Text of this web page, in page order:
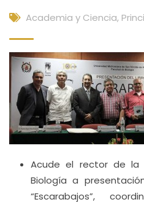
Academia y Ciencia,
Acude el rector de la
Biología a
“Escarabajos”,